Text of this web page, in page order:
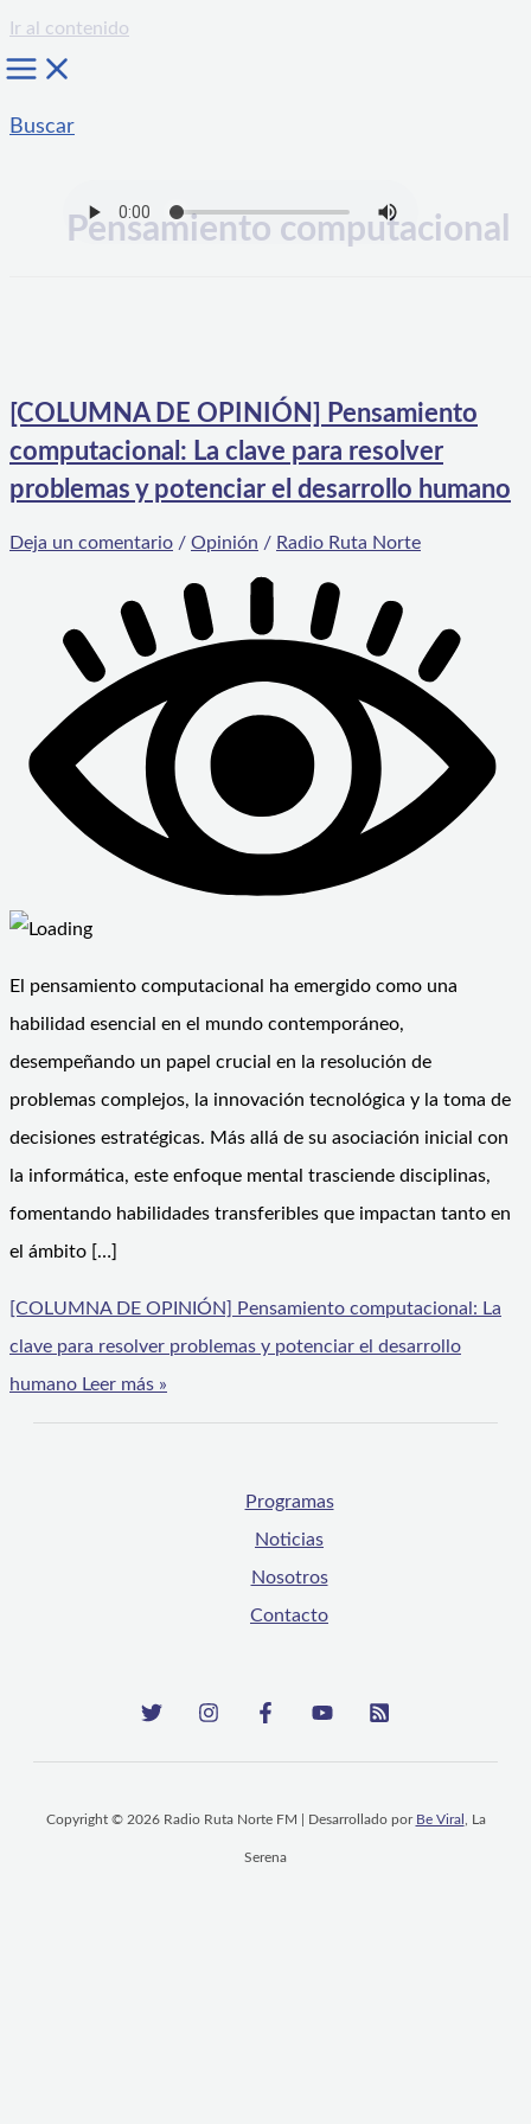
Ir al contenido
Buscar
Pensamiento computacional
[COLUMNA DE OPINIÓN] Pensamiento
computacional: La clave para resolver
problemas y potenciar el desarrollo humano
Deja un comentario / Opinión / Radio Ruta Norte
El pensamiento computacional ha emergido como una
habilidad esencial en el mundo contemporáneo,
desempeñando un papel crucial en la resolución de
problemas complejos, la innovación tecnológica y la toma de
decisiones estratégicas. Más allá de su asociación inicial con
la informática, este enfoque mental trasciende disciplinas,
fomentando habilidades transferibles que impactan tanto en
el ámbito […]
[COLUMNA DE OPINIÓN] Pensamiento computacional: La
clave para resolver problemas y potenciar el desarrollo
humano Leer más »
Programas
Noticias
Nosotros
Contacto
Copyright © 2026 Radio Ruta Norte FM | Desarrollado por Be Viral , La
Serena